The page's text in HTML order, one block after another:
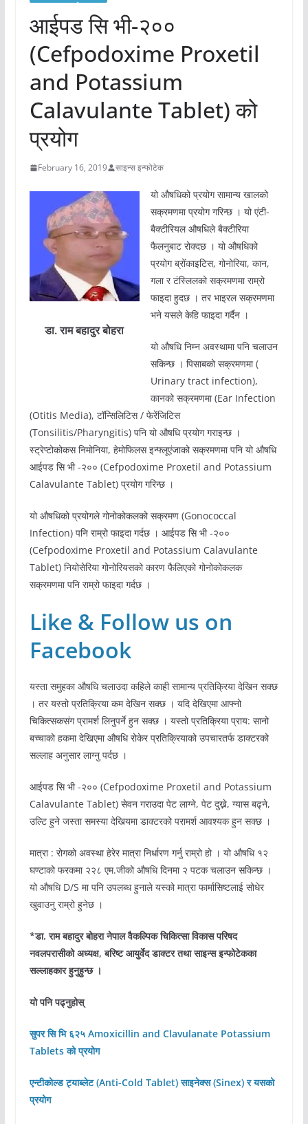
आईपड सि भी-२००
(Cefpodoxime Proxetil
and Potassium
Calavulante Tablet) को
प्रयोग
February 16, 2019 साइन्स इन्फोटेक
डा. राम बहादुर बोहरा
यो औषधिको प्रयोग सामान्य खालको
सक्रमणमा प्रयोग गरिन्छ । यो एंटी-
बैक्टीरियल औषधिले बैक्टीरिया
फैलनुबाट रोक्दछ । यो औषधिको
प्रयोग ब्रोंकाइटिस, गोनोरिया, कान,
गला र टंस्लिलको सक्रमणमा राम्रो
फाइदा हुदछ । तर भाइरल सक्रमणमा
भने यसले केहि फाइदा गर्दैन ।
यो औषधि निम्न अवस्थामा पनि चलाउन
सकिन्छ । पिसाबको सक्रमणमा (
Urinary tract infection),
कानको सक्रमणमा (Ear Infection
(Otitis Media), टॉन्सिलिटिस / फेरेंजिटिस
(Tonsilitis/Pharyngitis) पनि यो औषधि प्रयोग गराइन्छ ।
स्ट्रेप्टोकोकस निमोनिया, हेमोफिलस इन्फ्लूएंजाको सक्रमणमा पनि यो औषधि
आईपड सि भी -२०० (Cefpodoxime Proxetil and Potassium
Calavulante Tablet) प्रयोग गरिन्छ ।
यो औषधिको प्रयोगले गोनोकोकलको सक्रमण (Gonococcal
Infection) पनि राम्रो फाइदा गर्दछ । आईपड सि भी -२००
(Cefpodoxime Proxetil and Potassium Calavulante
Tablet) नियोसेरिया गोनोरियसको कारण फैलिएको गोनोकोकलक
सक्रमणमा पनि राम्रो फाइदा गर्दछ ।
Like & Follow us on
Facebook
यस्ता समुहका औषधि चलाउदा कहिले काही सामान्य प्रतिक्रिया देखिन सक्छ
। तर यस्तो प्रतिक्रिया कम देखिन सक्छ । यदि देखिएमा आफ्नो
चिकित्सकसंग प्रामर्श लिनुपर्ने हुन सक्छ । यस्तो प्रतिक्रिया प्राय: सानो
बच्चाको हकमा देखिएमा औषधि रोकेर प्रतिक्रियाको उपचारतर्फ डाक्टरको
सल्लाह अनुसार लाग्नु पर्दछ ।
आईपड सि भी -२०० (Cefpodoxime Proxetil and Potassium
Calavulante Tablet) सेवन गराउदा पेट लाग्ने, पेट दुख्ने, ग्यास बढ्ने,
उल्टि हुने जस्ता समस्या देखियमा डाक्टरको परामर्श आवश्यक हुन सक्छ ।
मात्रा : रोगको अवस्था हेरेर मात्रा निर्धारण गर्नु राम्रो हो । यो औषधि १२
घण्टाको फरकमा २२८ एम.जीको औषधि दिनमा २ पटक चलाउन सकिन्छ ।
यो औषधि D/S मा पनि उपलब्ध हुनाले यस्को मात्रा फार्मासिष्टलाई सोधेर
खुवाउनु राम्रो हुनेछ ।
*डा. राम बहादुर बोहरा नेपाल वैकल्पिक चिकित्सा विकास परिषद
नवलपरासीको अध्यक्ष, बरिष्ट आयुर्वेद डाक्टर तथा साइन्स इन्फोटेकका
सल्लाहकार हुनुहुन्छ ।
यो पनि पढ्नुहोस्
सुपर सि भि ६२५ Amoxicillin and Clavulanate Potassium
Tablets को प्रयोग
एन्टीकोल्ड ट्याब्लेट (Anti-Cold Tablet) साइनेक्स (Sinex) र यसको
प्रयोग